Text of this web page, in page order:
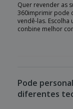
Quer revender as
360imprimir pode
vendê-las.
conbine melhor
Pode
diferentes